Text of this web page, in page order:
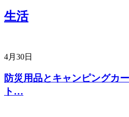
生活
4月30日
防災用品とキャンピングカ
ト…